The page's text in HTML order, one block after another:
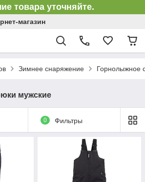
товара уточняйте.
магазин
Зимнее снаряжение Горнолыжное
мужские
0 Фильтры